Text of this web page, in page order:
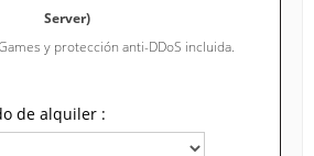
Server)
y protección anti-DDoS incluida.
de alquiler :